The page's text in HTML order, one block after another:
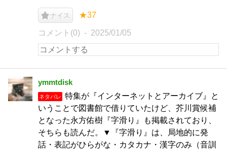
ナイス ★37
コメント(0) 2025/01/05
ymmtdisk
ネタバレ
特集が『インターネットとアーカイブ』と
いうことで図書館で借りていたけど、芥川賞候補
となった永方佑樹『字滑り』も掲載されており、
そちらも読んだ。▼『字滑り』は、局地的に発
話・表記がひらがな・カタカナ・漢字のみ（音訓